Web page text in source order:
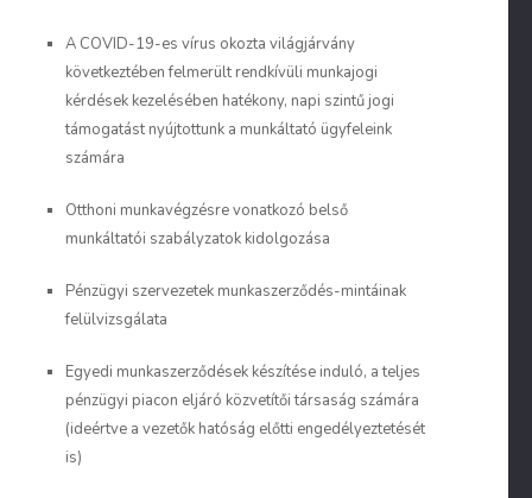
A COVID-19-es vírus okozta világjárvány
következtében felmerült rendkívüli munkajogi
kérdések kezelésében hatékony, napi szintű jogi
támogatást nyújtottunk a munkáltató ügyfeleink
számára
Otthoni munkavégzésre vonatkozó belső
munkáltatói szabályzatok kidolgozása
Pénzügyi szervezetek munkaszerződés-mintáinak
felülvizsgálata
Egyedi munkaszerződések készítése induló, a teljes
pénzügyi piacon eljáró közvetítői társaság számára
(ideértve a vezetők hatóság előtti engedélyeztetését
is)